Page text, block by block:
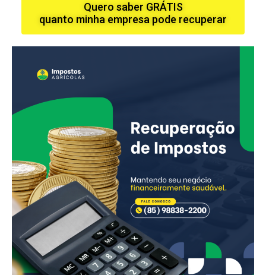
Quero saber GRÁTIS
quanto minha empresa pode recuperar